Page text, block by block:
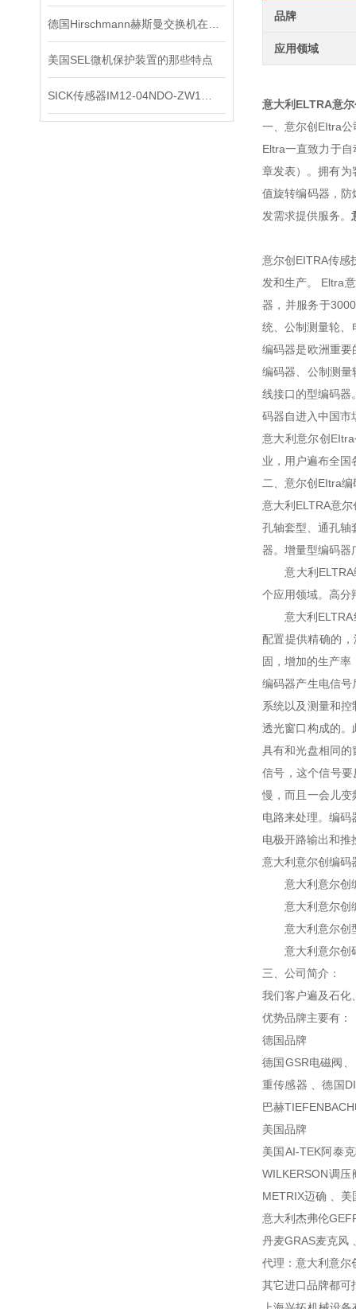
美国SEL微机保护装置的那些特点
品牌
应用领域
意大利ELTRA意
一、意尔创EItra公
Eltra一直致力于
章发表）。拥有为
值旋转编码器，
发需求提供服务。
意尔创EITRA传感
发和生产。 Eltra
器，并服务于
统、公制测量轮、
编码器是欧洲重
编码器、公制测
线接口的型编码器
码器自进入中国市
意大利意尔创
业，用户遍布全国
二、意尔创EItra
意大利ELTRA意
孔轴套型、通孔轴
器。增量型编码器
意大利ELTRA编
个应用领域。高分
意大利ELTRA线
配置提供精确的
固，增加的生产
编码器产生电信
系统以及测量和
透光窗口构成的
具有和光盘相同
信号，这个信号
慢，而且一会儿变
电路来处理。编
电极开路输出和推
意大利意尔创编码
意大利意尔创编
意大利意尔创编
意大利意尔创型
意大利意尔创码
三、公司简介：
我们客户遍及石化
优势品牌主要有：
德国品牌
德国GSR电磁阀
重传感器 、德国
巴赫
美国品牌
美国AI-TEK阿泰
WILKERSON调
METRIX迈确 、
意大利杰弗伦
丹麦GRAS麦克风
代理：意大利意尔
其它进口品牌都可